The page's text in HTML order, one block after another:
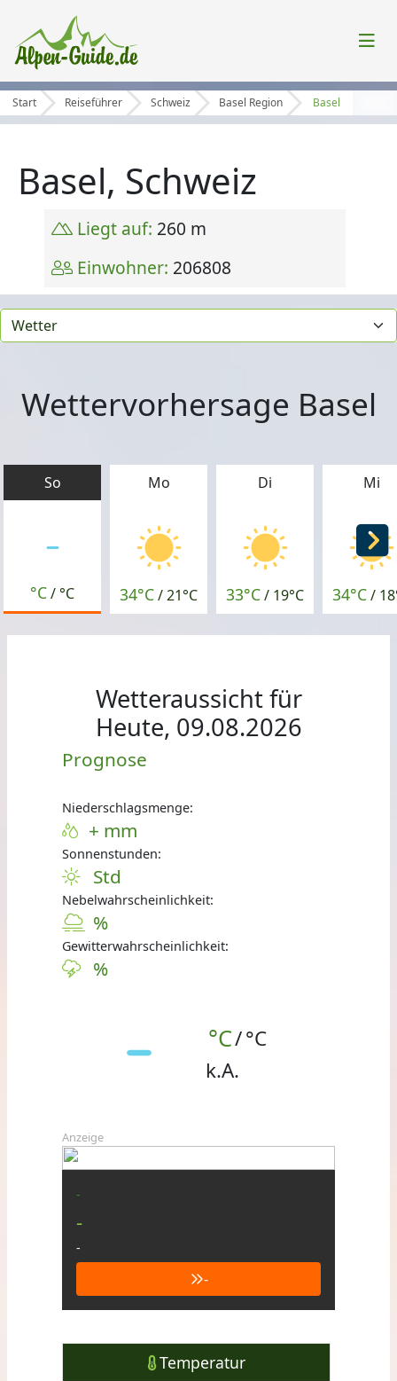
Start Reiseführer Schweiz Basel Region Basel
Basel, Schweiz
Liegt auf: 260 m
Einwohner: 206808
Wettervorhersage Basel
So
°C/ °C
Mo
34°C/21°C
Di
33°C/ 19°C
Mi
34°C/
Wetteraussicht für
Heute, 09.08.2026
Prognose
Niederschlagsmenge:
+ mm
Sonnenstunden:
Std
Nebelwahrscheinlichkeit:
%
Gewitterwahrscheinlichkeit:
%
°C/°C
k.A.
Anzeige
-
-
-
-
Temperatur